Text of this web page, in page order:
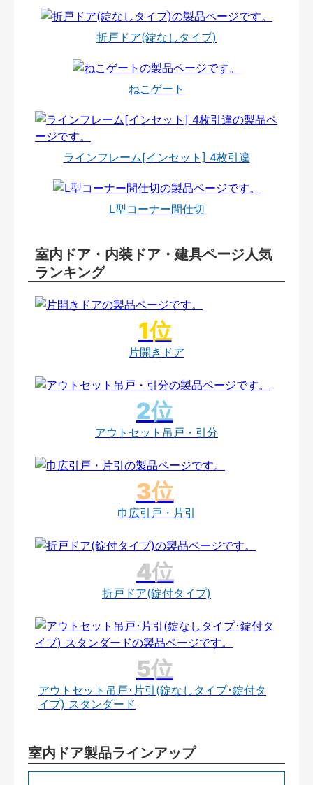
折戸ドア(錠なしタイプ)
ねこゲート
ラインフレーム[インセット] 4枚引違
L型コーナー間仕切
室内ドア・内装ドア・建具ページ人気
ランキング
片開きドア
アウトセット吊戸・引分
巾広引戸・片引
折戸ドア(錠付タイプ)
アウトセット吊戸･片引(錠なしタイプ･錠付タ
イプ) スタンダード
室内ドア製品ラインアップ